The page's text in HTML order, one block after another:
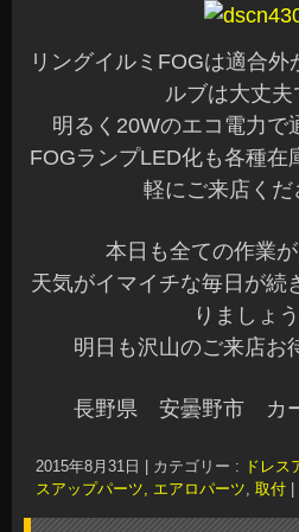
リングイルミFOGは適合
ルブは大丈夫
明るく20Wのエコ電力
FOGランプLED化も各種在
軽にご来店くだ
本日も全ての作業
天気がイマイチな毎日が続
りましょ
明日も沢山のご来店
長野県 安曇野市 カー
2015年8月31日 カテゴリー : ドレス
スアップパーツ, エアロパーツ, 取付